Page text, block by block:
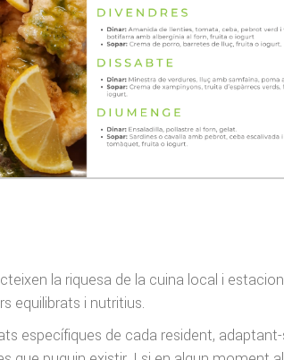
la riquesa de la cuina local i
equilibrats i nutritius.
específiques de cada resident,